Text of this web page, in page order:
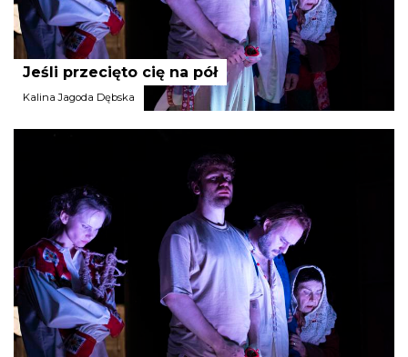
Jeśli przecięto cię na pół
Kalina Jagoda Dębska
w Częstochowie